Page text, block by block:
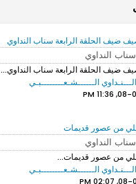
ضيف الحلقة الرابعة سناب النداوي
ضيف الحلقة الرابعة سناب النداوي...
الـــنـداوي الــــــشـعــــــــبـي
08-04-
من عصور قديمات
من عصور قديمات...
الـــنـداوي الــــــشـعــــــــبـي
08-03-